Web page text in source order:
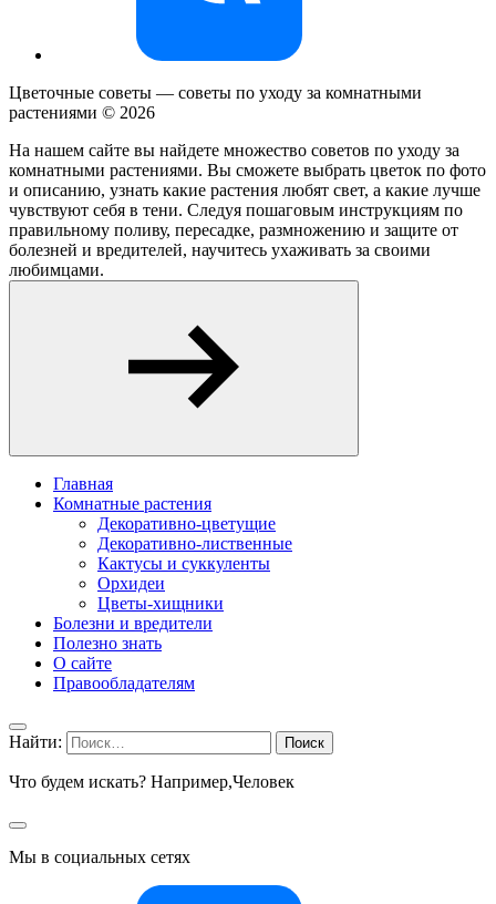
Цветочные советы — советы по уходу за комнатными
растениями © 2026
На нашем сайте вы найдете множество советов по уходу за
комнатными растениями. Вы сможете выбрать цветок по фото
и описанию, узнать какие растения любят свет, а какие лучше
чувствуют себя в тени. Следуя пошаговым инструкциям по
правильному поливу, пересадке, размножению и защите от
болезней и вредителей, научитесь ухаживать за своими
любимцами.
Главная
Комнатные растения
Декоративно-цветущие
Декоративно-лиственные
Кактусы и суккуленты
Орхидеи
Цветы-хищники
Болезни и вредители
Полезно знать
О сайте
Правообладателям
Найти:
Что будем искать? Например,Человек
Мы в социальных сетях